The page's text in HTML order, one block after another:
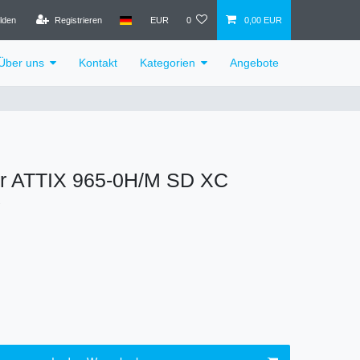
Registrieren EUR 0 0,00 EUR
uns Kontakt Kategorien Angebote
ATTIX 965-0H/M SD XC